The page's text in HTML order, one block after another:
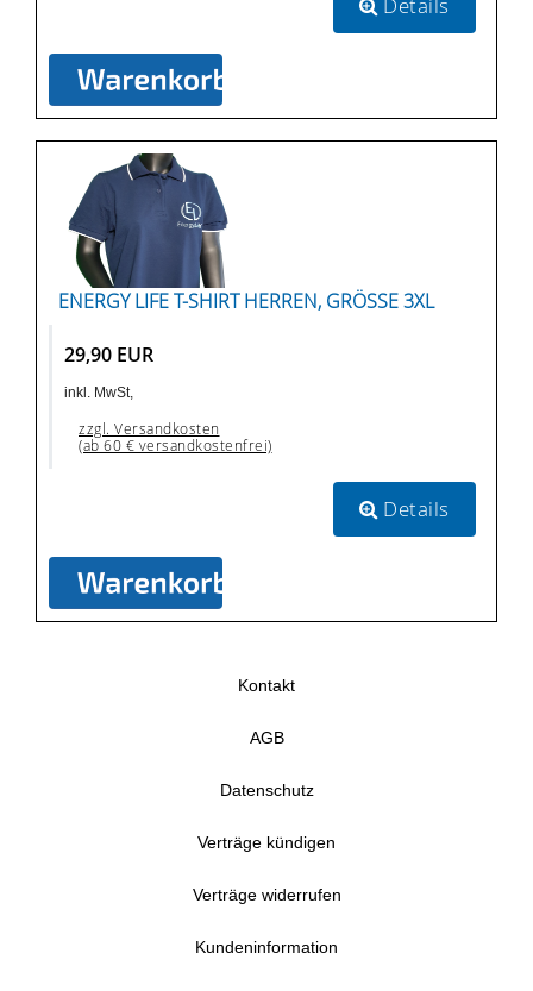
Details
ENERGY LIFE T-SHIRT HERREN, GRÖSSE 3XL
29,90 EUR
inkl. MwSt,
zzgl. Versandkosten
(ab 60 € versandkostenfrei)
Details
Kontakt
AGB
Datenschutz
Verträge kündigen
Verträge widerrufen
Kundeninformation